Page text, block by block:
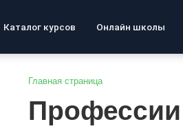
Каталог курсов Онлайн школы
Главная страница
Профессии